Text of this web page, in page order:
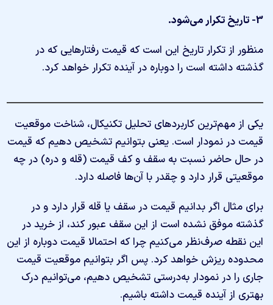
3- تاریخ تکرار می‌شود.
منظور از تکرار تاریخ این است که قیمت رفتارهایی که در
گذشته داشته است را دوباره در آینده تکرار خواهد کرد.
یکی از مهم‌ترین کاربردهای تحلیل تکنیکال، شناخت موقعیت
قیمت در نمودار است. یعنی بتوانیم تشخیص دهیم که قیمت
در حال حاضر نسبت به سقف و کف قیمت (قله و دره) در چه
موقعیتی قرار دارد و چقدر با آن‌ها فاصله دارد.
برای مثال اگر بدانیم قیمت در سقف یا قله قرار دارد و در
گذشته موفق نشده است از این سقف عبور کند، از خرید در
این نقطه صرف‌نظر می‌کنیم چرا که احتمالا قیمت دوباره از این
محدوده ریزش خواهد کرد. پس اگر بتوانیم موقعیت قیمت
جاری را در نمودار به‌درستی تشخیص دهیم، می‌توانیم درک
بهتری از آینده قیمت داشته باشیم.